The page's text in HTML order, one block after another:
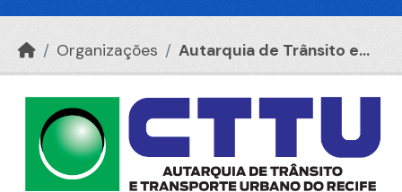
Organizações Autarquia de Trânsito e...